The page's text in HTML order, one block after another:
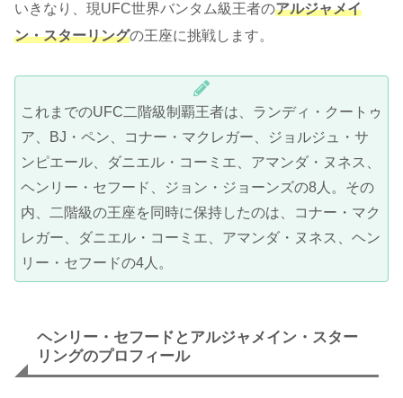
いきなり、現UFC世界バンタム級王者のアルジャメイ
ン・スターリングの王座に挑戦します。
これまでのUFC二階級制覇王者は、ランディ・クートゥ
ア、BJ・ペン、コナー・マクレガー、ジョルジュ・サ
ンピエール、ダニエル・コーミエ、アマンダ・ヌネス、
ヘンリー・セフード、ジョン・ジョーンズの8人。その
内、二階級の王座を同時に保持したのは、コナー・マク
レガー、ダニエル・コーミエ、アマンダ・ヌネス、ヘン
リー・セフードの4人。
ヘンリー・セフードとアルジャメイン・スター
リングのプロフィール